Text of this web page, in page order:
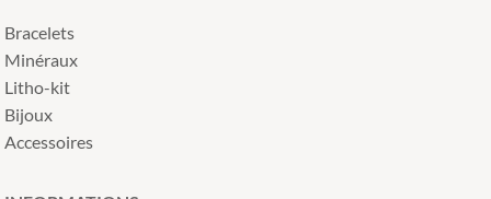
Bracelets
Minéraux
Litho-kit
Bijoux
Accessoires